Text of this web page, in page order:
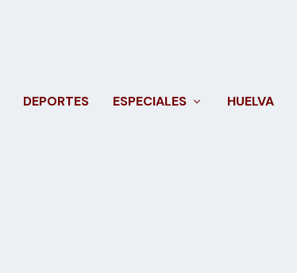
DEPORTES ESPECIALES HUELVA